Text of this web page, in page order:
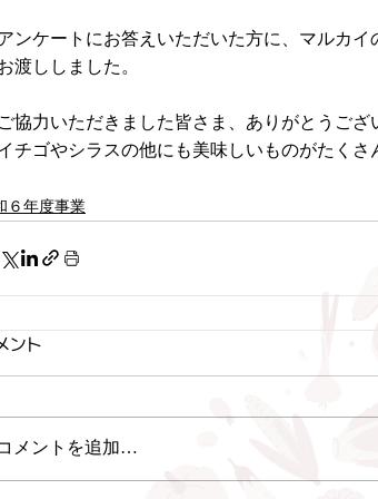
ンケートにお答えいただいた方に、マルカ
渡ししました。
協力いただきました皆さま、ありがとうござ
チゴやシラスの他にも美味しいものがたくさ
６年度事業
ント
メントを追加…